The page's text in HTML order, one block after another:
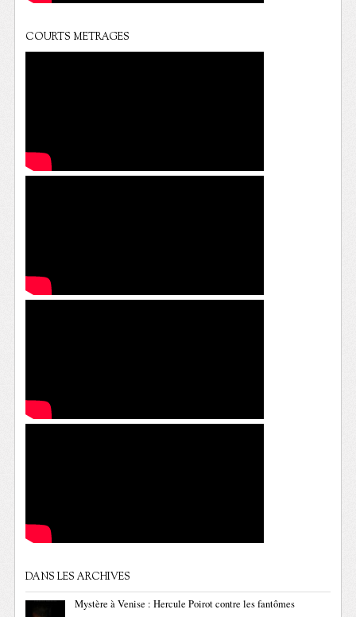
COURTS METRAGES
DANS LES ARCHIVES
Mystère à Venise : Hercule Poirot contre les fantômes